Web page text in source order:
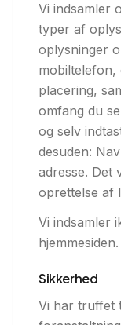
Vi indsamler
typer af
oplysninger
mobiltelefon,
placering,
omfang du
og selv
desuden:
adresse. Det
oprettelse af
Vi indsamler
hjemmesiden.
Sikkerhed
Vi har truffet